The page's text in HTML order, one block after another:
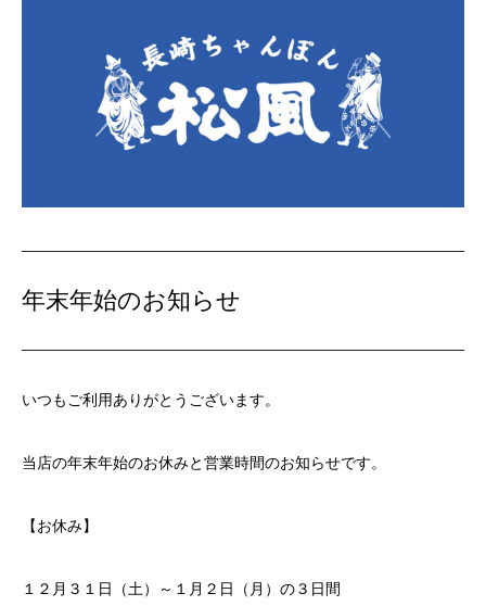
年末年始のお知らせ
いつもご利用ありがとうございます。
当店の年末年始のお休みと営業時間のお知らせです。
【お休み】
１２月３１日（土）～１月２日（月）の３日間